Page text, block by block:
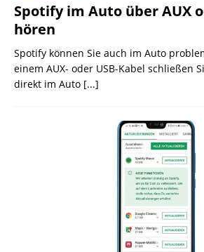
Spotify im Auto über AUX
hören
Spotify können Sie auch im Auto
einem AUX- oder USB-Kabel schließen
direkt im Auto [...]